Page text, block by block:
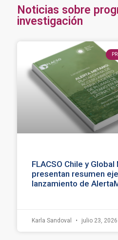
Noticias sobre
investigación
FLACSO Chile y
presentan resumen
lanzamiento de
Karla Sandoval julio 23, 2026